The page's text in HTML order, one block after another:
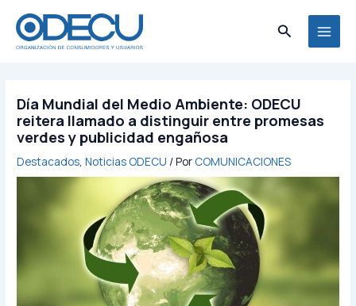
contenido
Buscar
Día Mundial del Medio Ambiente: ODECU
reitera llamado a distinguir entre promesas
verdes y publicidad engañosa
Destacados,Noticias ODECU / Por COMUNICACIONES